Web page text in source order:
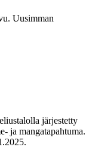
Uusimman
järjestetty
ja mangatapahtuma.